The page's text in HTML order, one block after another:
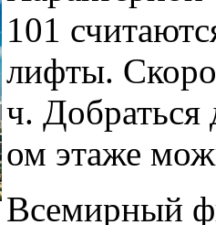
101
лифты.
ч.
ом этаже
Всемирный